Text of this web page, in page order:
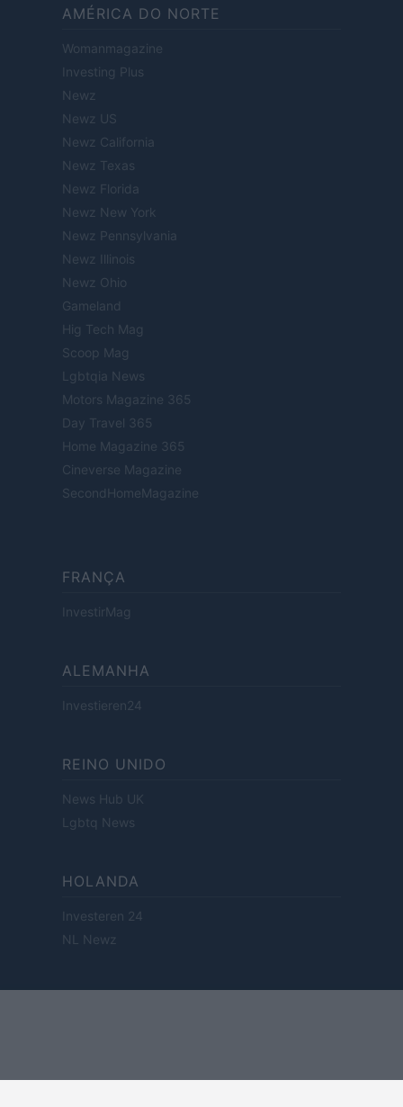
AMÉRICA DO NORTE
Womanmagazine
Investing Plus
Newz
Newz US
Newz California
Newz Texas
Newz Florida
Newz New York
Newz Pennsylvania
Newz Illinois
Newz Ohio
Gameland
Hig Tech Mag
Scoop Mag
Lgbtqia News
Motors Magazine 365
Day Travel 365
Home Magazine 365
Cineverse Magazine
SecondHomeMagazine
FRANÇA
InvestirMag
ALEMANHA
Investieren24
REINO UNIDO
News Hub UK
Lgbtq News
HOLANDA
Investeren 24
NL Newz